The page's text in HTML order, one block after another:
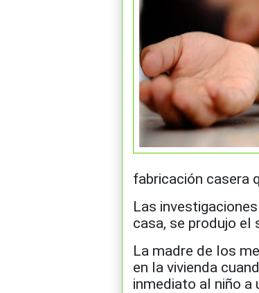
fabricación casera
Las
casa, se produjo el
La madre de los
en la vivienda
inmediato al niño